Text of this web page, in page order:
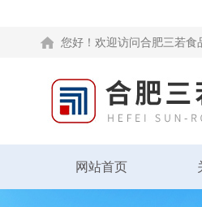
您好！欢迎访问合肥三若食
网站首页